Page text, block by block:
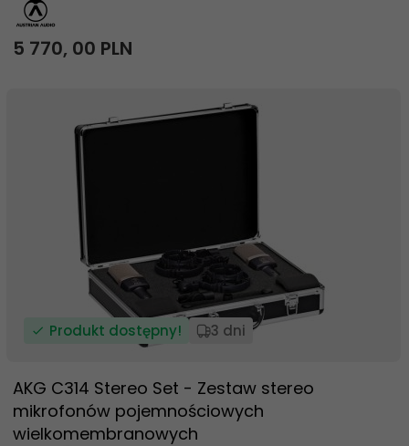
5 770, 00 PLN
Produkt dostępny! 3 dni
AKG C314 Stereo Set - Zestaw stereo
mikrofonów pojemnościowych
wielkomembranowych